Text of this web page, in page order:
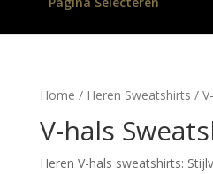
Home / Heren Sweatshirts /
V-hals
Heren V-hals sweatshirts: